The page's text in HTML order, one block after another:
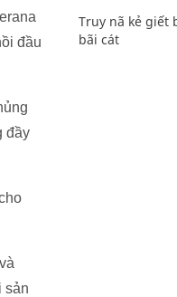
đầu
đầy
sản
Truy nã kẻ giết
bãi cát